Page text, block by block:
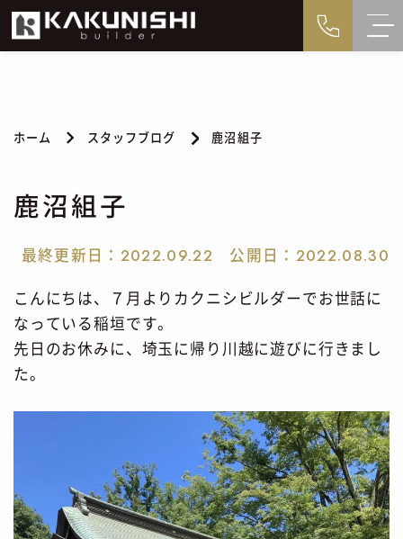
ホーム スタッフブログ 鹿沼組子
鹿沼組子
最終更新日： 2022.09.22 公開日： 2022.08.30
こんにちは、７月よりカクニシビルダーでお世話に
なっている稲垣です。
先日のお休みに、埼玉に帰り川越に遊びに行きまし
た。